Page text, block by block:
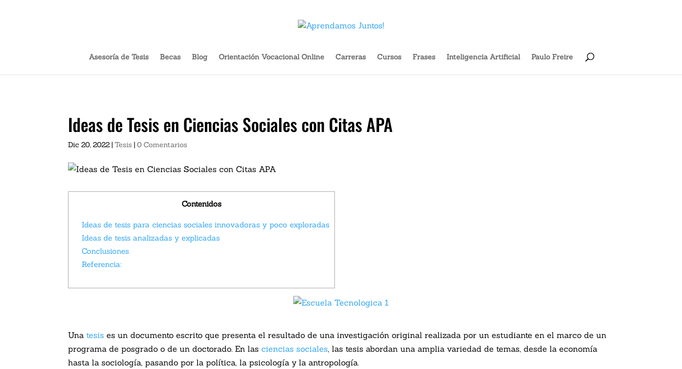
Asesoría de Tesis Becas Blog Orientación Vocacional Online Carreras Cursos Frases Inteligencia Artificial Paulo Freire
Ideas de Tesis en Ciencias Sociales con Citas APA
Dic 20, 2022 |Tesis |0 Comentarios
Contenidos
Ideas de tesis para ciencias sociales innovadoras y poco exploradas
Ideas de tesis analizadas y explicadas
Conclusiones
Referencia:
Unatesis es un documento escrito que presenta el resultado de una investigación original realizada por un estudiante en el marco de un
programa de posgrado o de un doctorado. En lasciencias sociales, las tesis abordan una amplia variedad de temas, desde la economía
hasta la sociología, pasando por la política, la psicología y la antropología.